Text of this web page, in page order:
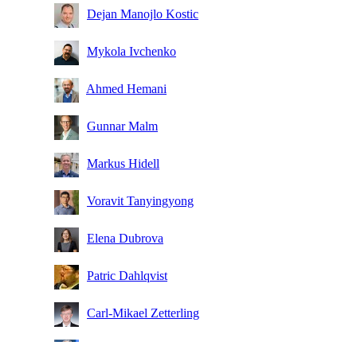
Dejan Manojlo Kostic
Mykola Ivchenko
Ahmed Hemani
Gunnar Malm
Markus Hidell
Voravit Tanyingyong
Elena Dubrova
Patric Dahlqvist
Carl-Mikael Zetterling